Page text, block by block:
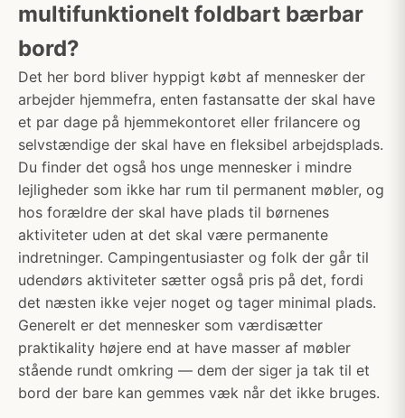
multifunktionelt foldbart bærbar
bord?
Det her bord bliver hyppigt købt af mennesker der
arbejder hjemmefra, enten fastansatte der skal have
et par dage på hjemmekontoret eller frilancere og
selvstændige der skal have en fleksibel arbejdsplads.
Du finder det også hos unge mennesker i mindre
lejligheder som ikke har rum til permanent møbler, og
hos forældre der skal have plads til børnenes
aktiviteter uden at det skal være permanente
indretninger. Campingentusiaster og folk der går til
udendørs aktiviteter sætter også pris på det, fordi
det næsten ikke vejer noget og tager minimal plads.
Generelt er det mennesker som værdisætter
praktikality højere end at have masser af møbler
stående rundt omkring — dem der siger ja tak til et
bord der bare kan gemmes væk når det ikke bruges.